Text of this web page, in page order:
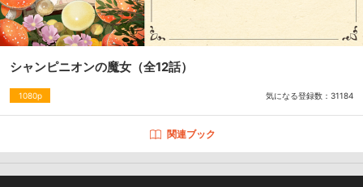
シャンピニオンの魔女 （全12話）
1080p 気になる登録数： 31184
関連ブック